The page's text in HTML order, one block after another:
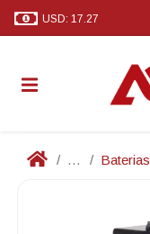
USD: 17.27
... Baterias